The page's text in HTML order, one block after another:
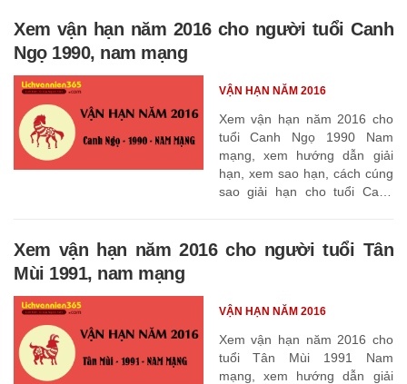
Xem vận hạn năm 2016 cho người tuổi Canh
Ngọ 1990, nam mạng
Xem vận hạn năm 2016 cho
tuổi Canh Ngọ 1990 Nam
mạng, xem hướng dẫn giải
hạn, xem sao hạn, cách cúng
sao giải hạn cho tuổi Canh
VẬN HẠN NĂM 2016
Xem vận hạn năm 2016 cho người tuổi Tân
Mùi 1991, nam mạng
Xem vận hạn năm 2016 cho
tuổi Tân Mùi 1991 Nam
mạng, xem hướng dẫn giải
VẬN HẠN NĂM 2016